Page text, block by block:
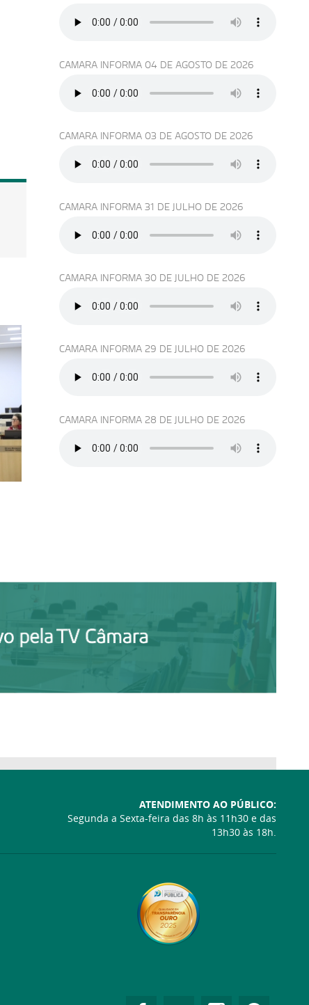
CAMARA INFORMA 04 DE AGOSTO DE 2026
CAMARA INFORMA 03 DE AGOSTO DE 2026
CAMARA INFORMA 31 DE JULHO DE 2026
CAMARA INFORMA 30 DE JULHO DE 2026
CAMARA INFORMA 29 DE JULHO DE 2026
CAMARA INFORMA 28 DE JULHO DE 2026
ATENDIMENTO AO PÚBLICO:
Segunda a Sexta-feira das 8h às 11h30 e das
13h30 às 18h.